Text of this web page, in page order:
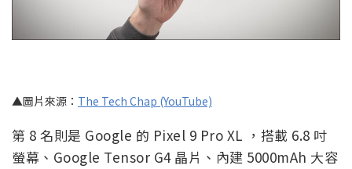
▲圖片來源： The Tech Chap (YouTube)
第 8 名則是 Google 的 Pixel 9 Pro XL ，搭載 6.8 吋
螢幕、Google Tensor G4 晶片、內建 5000mAh 大容